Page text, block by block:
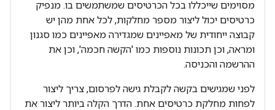
מסוימים שייכללו בכל הכרטיסים שמשתמשים בו. מנפיק
כרטיסים יכול ליצור מספר מחלקות, לכל אחת מהן יש
קבוצה ייחודית של מאפיינים שמגדירה מאפיינים כמו סגנון
ומראה, וכן תכונות נוספות כמו 'הקשה חכמה', וכן את
ההרשמה והכניסה.
לפני שמגישים בקשה לקבלת גישה לפרסום, צריך ליצור
לפחות מחלקת כרטיסים אחת. הדרך הקלה ביותר ליצור את